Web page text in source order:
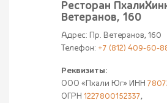
Ресторан
Ветеранов, 160
Адрес: Пр. Ветеранов, 160
Телефон: +7 (812) 409-60-
Реквизиты:
ООО «Пхали Юг» ИНН
ОГРН 1227800152337,